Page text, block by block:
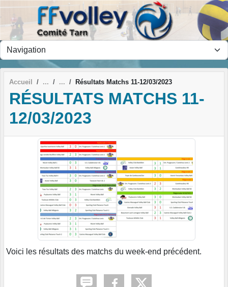
Accueil Résultats Matchs 11-12/03/2023
RÉSULTATS MATCHS 11-
12/03/2023
Voici les résultats des matchs du week-end précédent.
Panneau de gestion des cookies